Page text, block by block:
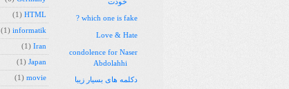
HTML
(1)
informatik
(1)
Iran
(1)
Japan
(1)
movie
(1)
خودت
which one is fake ?
Love & Hate
condolence for Naser
Abdolahhi
دکلمه های بسیار زیبا